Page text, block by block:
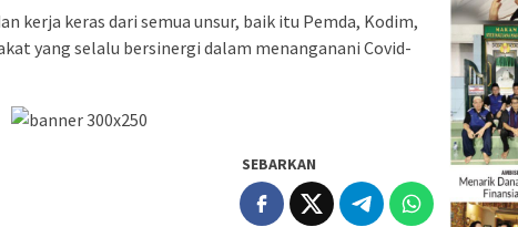
kerja keras dari semua unsur, baik itu Pemda, Kodim,
yang selalu bersinergi dalam menanganani Covid-
SEBARKAN